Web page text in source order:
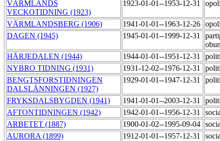
VÄRMLANDS
VECKOTIDNING (1923)
1923-01-01--1953-12-31
VÄRMLANDSBERG (1906) 1941-01-01--1963-12-26
DAGEN (1945)
1945-01-01--1999-12-31
HÄRJEDALEN (1944)
1944-01-01--1951-12-31
NYBRO TIDNING (1931)
1931-12-02--1976-12-31
BENGTSFORSTIDNINGEN
DALSLÄNNINGEN (1927)
1929-01-01--1947-12-31
FRYKSDALSBYGDEN (1941) 1941-01-01--2003-12-31
AFTONTIDNINGEN (1942)
1942-01-01--1956-12-31
ARBETET (1887)
1900-01-02--1995-09-04
AURORA (1899)
1912-01-01--1957-12-31